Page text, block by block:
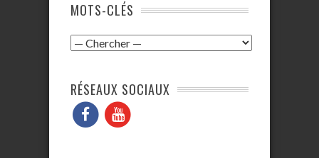
MOTS-CLÉS
RÉSEAUX SOCIAUX